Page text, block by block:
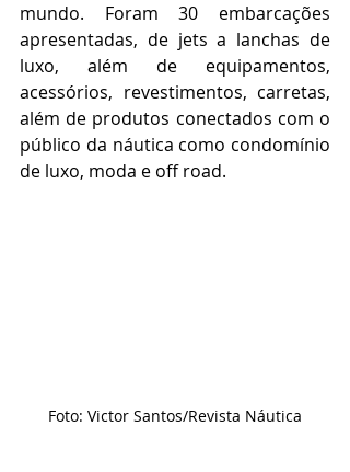
mundo. Foram 30 embarcações
apresentadas, de jets a lanchas de
luxo, além de equipamentos,
acessórios, revestimentos, carretas,
além de produtos conectados com o
público da náutica como condomínio
de luxo, moda e off road.
Foto: Victor Santos/Revista Náutica